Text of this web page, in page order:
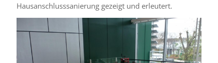
Hausanschlusssanierung gezeigt und erleu­tert.